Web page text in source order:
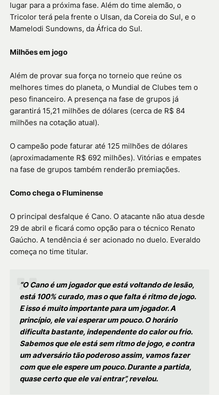
lugar para a próxima fase. Além do time alemão, o
Tricolor terá pela frente o Ulsan, da Coreia do Sul, e o
Mamelodi Sundowns, da África do Sul.
Milhões em jogo
Além de provar sua força no torneio que reúne os
melhores times do planeta, o Mundial de Clubes tem o
peso financeiro. A presença na fase de grupos já
garantirá 15,21 milhões de dólares (cerca de R$ 84
milhões na cotação atual).
O campeão pode faturar até 125 milhões de dólares
(aproximadamente R$ 692 milhões). Vitórias e empates
na fase de grupos também renderão premiações.
Como chega o Fluminense
O principal desfalque é Cano. O atacante não atua desde
29 de abril e ficará como opção para o técnico Renato
Gaúcho. A tendência é ser acionado no duelo. Everaldo
começa no time titular.
“O Cano é um jogador que está voltando de lesão,
está 100% curado, mas o que falta é ritmo de jogo.
E isso é muito importante para um jogador. A
princípio, ele vai esperar um pouco. O horário
dificulta bastante, independente do calor ou frio.
Sabemos que ele está sem ritmo de jogo, e contra
um adversário tão poderoso assim, vamos fazer
com que ele espere um pouco. Durante a partida,
quase certo que ele vai entrar”, revelou.